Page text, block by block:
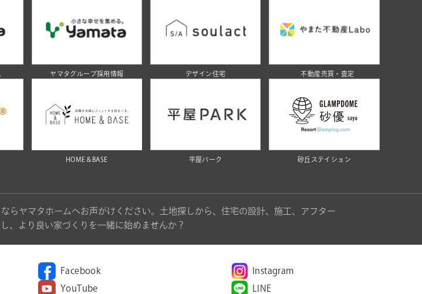
ヤマタグループ採用情報 デザイン住宅 不動産売買・査定
HOME＆BASE 平屋パーク 砂丘ステイション
らヤマタホームへお声がけください。土地探しから、住宅の設計、施工、アフター
、より良い家づくりを一緒に始めませんか？
Facebook
Instagram
YouTube
LINE